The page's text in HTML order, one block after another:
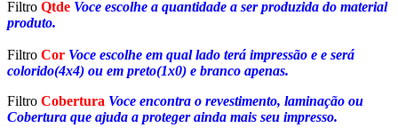
Filtro Qtde Voce escolhe a quantidade a ser produzida do material
produto.
Filtro Cor Voce escolhe em qual lado terá impressão e e será
colorido(4x4) ou em preto(1x0) e branco apenas.
Filtro Cobertura Voce encontra o revestimento, laminação ou
Cobertura que ajuda a proteger ainda mais seu impresso.